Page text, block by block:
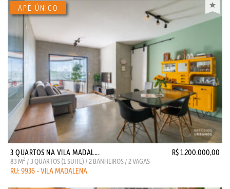
3 QUARTOS NA VILA MADAL... R$ 1.200.000,00
83 M2 / 3 QUARTOS (1 SUITE) / 2 BANHEIROS / 2 VAGAS
RU: 9936 - VILA MADALENA